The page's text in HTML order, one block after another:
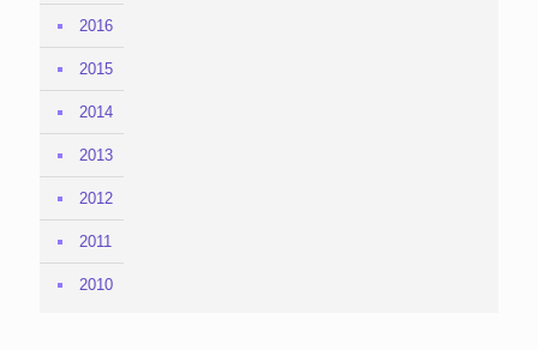
2016
2015
2014
2013
2012
2011
2010